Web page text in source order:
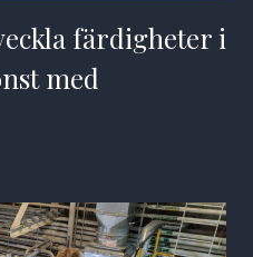
färdigheter i
med